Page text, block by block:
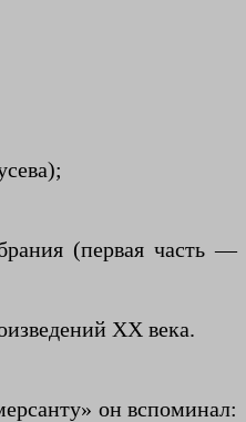
(первая часть —
XX века.
он вспоминал: